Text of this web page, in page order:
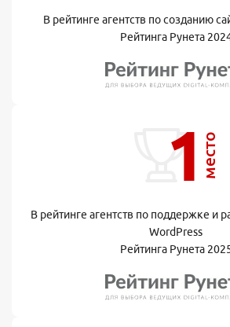
В рейтинге агентств по созданию
Рейтинга Рунета
1 место
В рейтинге агентств по поддержке и
WordPress
Рейтинга Рунета